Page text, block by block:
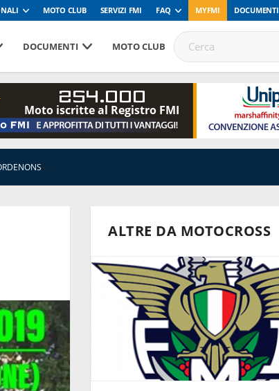
MOTO CLUB SERVIZI FMI FAQ MYFMI DOCUMENTI
DOCUMENTI MOTO CLUB
254.000
Moto iscritte al Registro FMI
» »
ALTRE DA MOTOCROSS